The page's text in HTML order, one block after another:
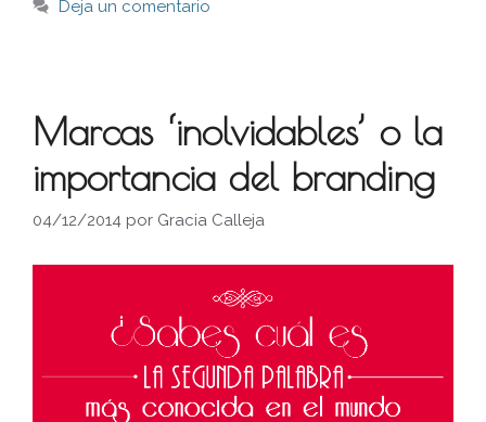
Deja un comentario
Marcas ‘inolvidables’ o la
importancia del branding
04/12/2014 por Gracia Calleja